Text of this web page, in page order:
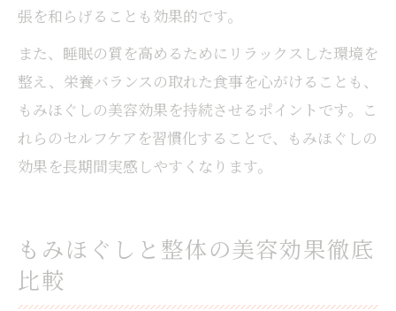
張を和らげることも効果的です。
また、睡眠の質を高めるためにリラックスした環境を
整え、栄養バランスの取れた食事を心がけることも、
もみほぐしの美容効果を持続させるポイントです。こ
れらのセルフケアを習慣化することで、もみほぐしの
効果を長期間実感しやすくなります。
もみほぐしと整体の美容効果徹底
比較